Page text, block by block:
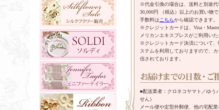
※代金引換の場合は、送料と別途
30,000円 （税込）以上のお買い物
手数料は こちらから確認できます。
※クレジットカードは、Visa・
メリカンエキスプレスがご利用い
※クレジットカード決済について
ステムを利用しておりますので、
信されております。
■配送業者：クロネコヤマト／ゆう
せん）
メール便や定型外郵便、他の宅配